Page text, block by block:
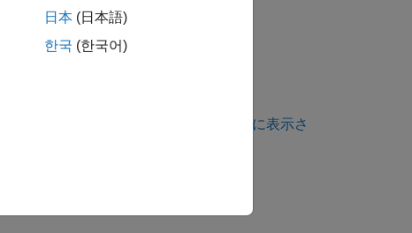
クラス指定子を参照してください。
コーディング規約違反が想定どおりに表示さ
日本 (日本語)
한국 (한국어)